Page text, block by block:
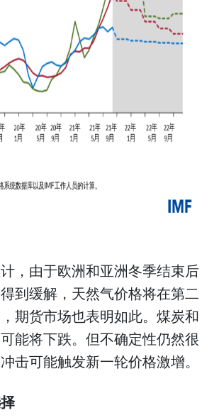
，由于欧洲和亚洲冬季结束后
到缓解，天然气价格将在第二
期货市场也表明如此。煤炭和
能将下跌。但不确定性仍然很
击可能触发新一轮价格激增。